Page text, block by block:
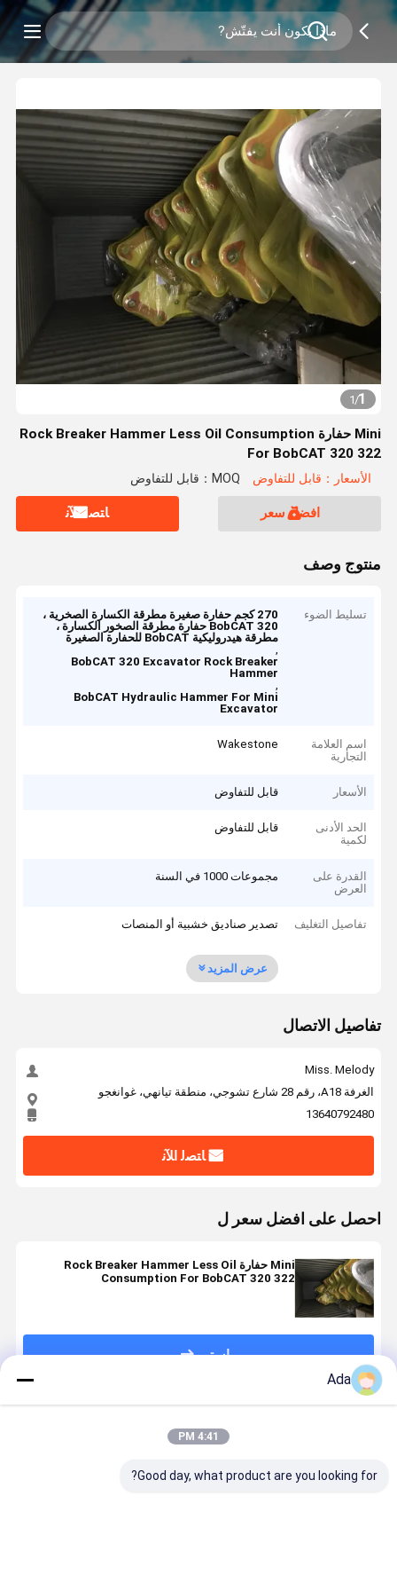
1
/
1
Mini حفارة Rock Breaker Hammer Less Oil Consumption
For BobCAT 320 322
الأسعار：قابل للتفاوض MOQ：قابل للتفاوض
افضل سعر ﺎﺘﺼﻟ ﺍﻶﻧ
منتوج وصف
تسليط الضوء
270 كجم حفارة صغيرة مطرقة الكسارة الصخرية ،
BobCAT 320 حفارة مطرقة الصخور الكسارة ،
مطرقة هيدروليكية BobCAT للحفارة الصغيرة
,
BobCAT 320 Excavator Rock Breaker
Hammer
,
BobCAT Hydraulic Hammer For Mini
Excavator
اسم العلامة
التجارية
Wakestone
الأسعار قابل للتفاوض
الحد الأدنى
لكمية
قابل للتفاوض
القدرة على
العرض
مجموعات 1000 في السنة
تفاصيل التغليف تصدير صناديق خشبية أو المنصات
عرض المزيد
تفاصيل الاتصال
Miss. Melody
الغرفة A18، رقم 28 شارع تشوجي، منطقة تيانهي، غوانغجو
13640792480
ﺎﺘﺼﻟ ﺍﻶﻧ
احصل على افضل سعر ل
Mini حفارة Rock Breaker Hammer Less Oil
Consumption For BobCAT 320 322
استمر
Ada
4:41 PM
Good day, what product are you looking for?